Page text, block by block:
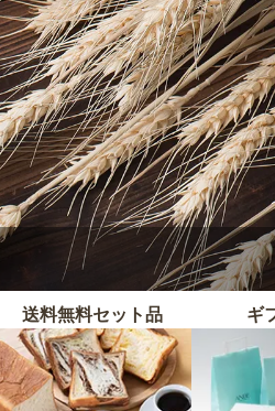
送料無料セット品 ギ